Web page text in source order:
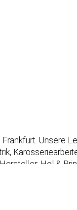
Unsere
Hol &